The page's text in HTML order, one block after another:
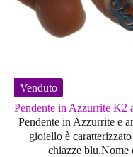
Venduto
Pendente in Azzurrite K2
Pendente in Azzurrite e
gioiello è
chiazze blu.Nome